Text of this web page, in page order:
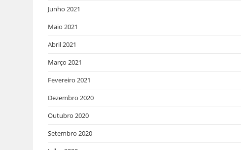
Junho 2021
Maio 2021
Abril 2021
Março 2021
Fevereiro 2021
Dezembro 2020
Outubro 2020
Setembro 2020